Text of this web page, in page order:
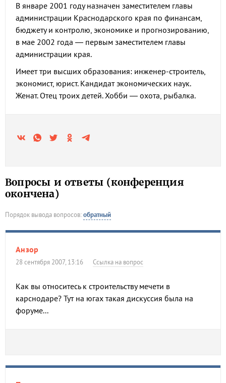
В январе 2001 году назначен заместителем главы
администрации Краснодарского края по финансам,
бюджету и контролю, экономике и прогнозированию,
в мае 2002 года — первым заместителем главы
администрации края.
Имеет три высших образования: инженер-строитель,
экономист, юрист. Кандидат экономических наук.
Женат. Отец троих детей. Хобби — охота, рыбалка.
Вопросы и ответы (конференция
окончена)
Порядок вывода вопросов:обратный
Анзор
28 сентября 2007, 13:16 Ссылка на вопрос
Как вы относитесь к строительству мечети в
карснодаре? Тут на югах такая дискуссия была на
форуме...